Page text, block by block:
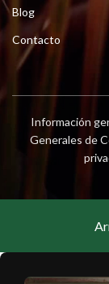
Blog
Contacto
Información
Generales de